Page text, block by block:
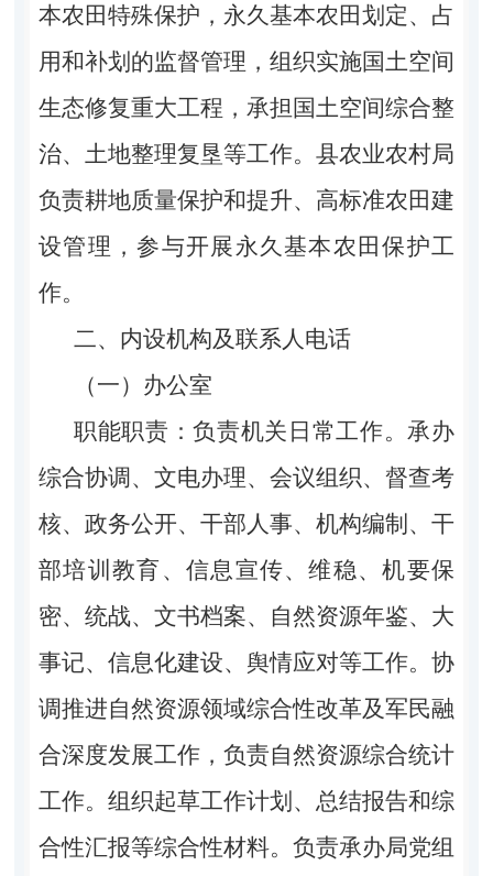
本农田特殊保护，永久基本农田划定、占
用和补划的监督管理，组织实施国土空间
生态修复重大工程，承担国土空间综合整
治、土地整理复垦等工作。县农业农村局
负责耕地质量保护和提升、高标准农田建
设管理，参与开展永久基本农田保护工
作。
二、内设机构及联系人电话
（一）办公室
职能职责：负责机关日常工作。承办
综合协调、文电办理、会议组织、督查考
核、政务公开、干部人事、机构编制、干
部培训教育、信息宣传、维稳、机要保
密、统战、文书档案、自然资源年鉴、大
事记、信息化建设、舆情应对等工作。协
调推进自然资源领域综合性改革及军民融
合深度发展工作，负责自然资源综合统计
工作。组织起草工作计划、总结报告和综
合性汇报等综合性材料。负责承办局党组